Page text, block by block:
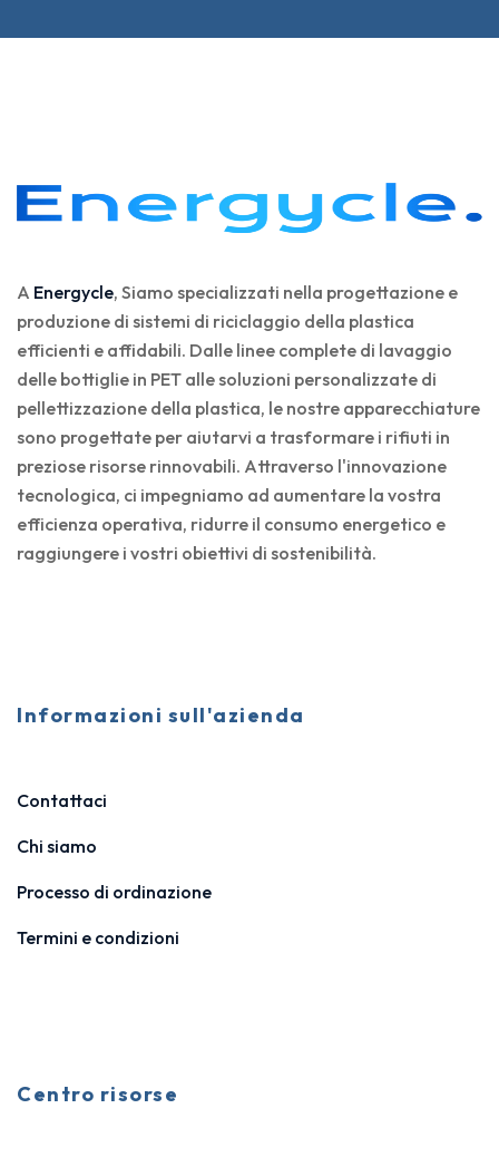
A Energycle, Siamo specializzati nella progettazione e
produzione di sistemi di riciclaggio della plastica
efficienti e affidabili. Dalle linee complete di lavaggio
delle bottiglie in PET alle soluzioni personalizzate di
pellettizzazione della plastica, le nostre apparecchiature
sono progettate per aiutarvi a trasformare i rifiuti in
preziose risorse rinnovabili. Attraverso l'innovazione
tecnologica, ci impegniamo ad aumentare la vostra
efficienza operativa, ridurre il consumo energetico e
raggiungere i vostri obiettivi di sostenibilità.
Informazioni sull'azienda
Contattaci
Chi siamo
Processo di ordinazione
Termini e condizioni
Centro risorse